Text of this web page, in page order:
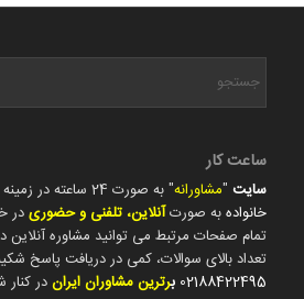
ساعت کار
سایت"مشاورانه" به صورت 24 ساعته در زمینه های
خانوادهبه صورتآنلاین، تلفنی و حضوریدر
تمام صفحات مرتبط می توانید مشاوره آنلاین
تعداد بالای سوالات، کمی در دریافت پاسخ
02188422495 برترین مشاوران ایراندر کنار